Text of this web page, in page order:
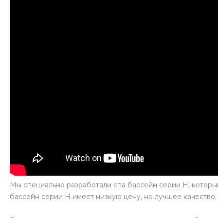
Мы специально разработали спа бассейн серии H,
бассейн серии H имеет низкую цену, но лучшее качество.